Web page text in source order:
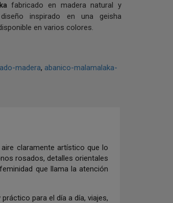
fabricado en madera natural y
inspirado en una geisha
en varios colores.
madera abanico-malamalaka-
claramente artístico que lo
rosados, detalles orientales
que llama la atención
para el día a día, viajes,